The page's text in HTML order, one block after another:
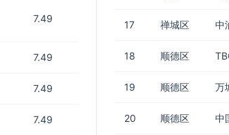
7.49
7.49
7.49
7.49
17 禅城区 中
18 顺德区
19 顺德区 万
20 顺德区 中